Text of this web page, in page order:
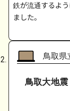
鉄が流通するよ
ました。
鳥取県
鳥取大地震